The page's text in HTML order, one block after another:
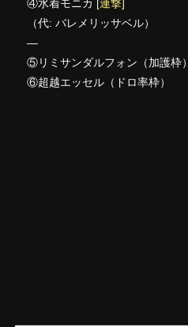
④水着モニカ [連撃]
（代: バレメリッサベル）
—
⑤リミサンダルフォン（加護枠）
⑥超越エッセル（ドロ率枠）